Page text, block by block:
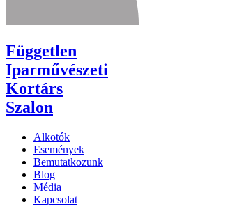
Független
Iparművészeti
Kortárs
Szalon
Alkotók
Események
Bemutatkozunk
Blog
Média
Kapcsolat